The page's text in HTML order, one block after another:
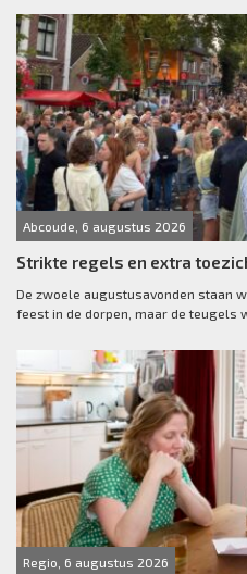
Abcoude, 6 augustus 2026
Strikte regels en extra
De zwoele augustusavonden staan
feest in de dorpen, maar de teugels
Regio, 6 augustus 2026